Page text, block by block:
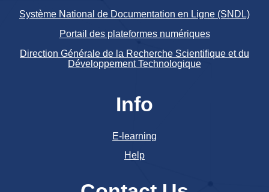
Système National de Documentation en Ligne (SNDL)
Portail des plateformes numériques
Direction Générale de la Recherche Scientifique et du
Développement Technologique
Info
E-learning
Help